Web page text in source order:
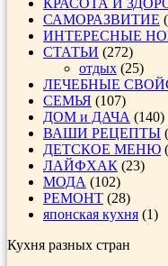
САМОРАЗВИТИЕ
ИНТЕРЕСНЫЕ
СТАТЬИ (272)
отдых (25)
ЛЕЧЕБНЫЕ
СЕМЬЯ (107)
ДОМ и ДАЧА (140)
ВАШИ РЕЦЕПТЫ
ДЕТСКОЕ МЕНЮ
ЛАЙФХАК (23)
МОДА (102)
РЕМОНТ (28)
японская кухня (1)
Кухня разных стран